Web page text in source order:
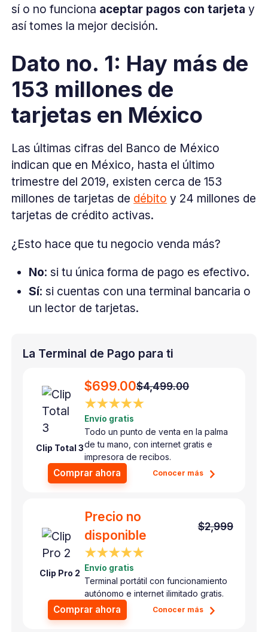
sí o no funciona aceptar pagos con tarjeta y
así tomes la mejor decisión.
Dato no. 1: Hay más de
153 millones de
tarjetas en México
Las últimas cifras del Banco de México
indican que en México, hasta el último
trimestre del 2019, existen cerca de 153
millones de tarjetas de débito y 24 millones de
tarjetas de crédito activas.
¿Esto hace que tu negocio venda más?
No: si tu única forma de pago es efectivo.
Sí: si cuentas con una terminal bancaria o
un lector de tarjetas.
La Terminal de Pago para ti
Clip Total 3
$699.00$4,499.00
★★★★★
Envío gratis
Todo un punto de venta en la palma
de tu mano, con internet gratis e
impresora de recibos.
Comprar ahora Conocer más
Clip Pro 2
Precio no
disponible
$2,999
★★★★★
Envío gratis
Terminal portátil con funcionamiento
autónomo e internet ilimitado gratis.
Comprar ahora Conocer más